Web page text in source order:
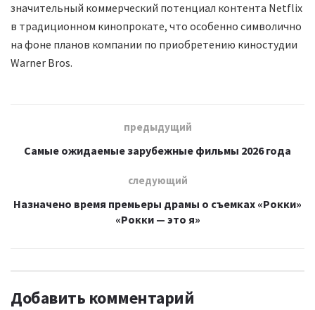
значительный коммерческий потенциал контента Netflix
в традиционном кинопрокате, что особенно символично
на фоне планов компании по приобретению киностудии
Warner Bros.
предыдущий
Самые ожидаемые зарубежные фильмы 2026 года
следующий
Назначено время премьеры драмы о съемках «Рокки»
«Рокки — это я»
Добавить комментарий